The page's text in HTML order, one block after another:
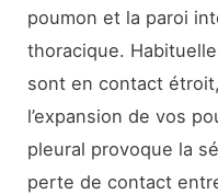
poumon et la paroi
thoracique.
sont en contact
l’expansion de vos
pleural provoque la
perte de contact